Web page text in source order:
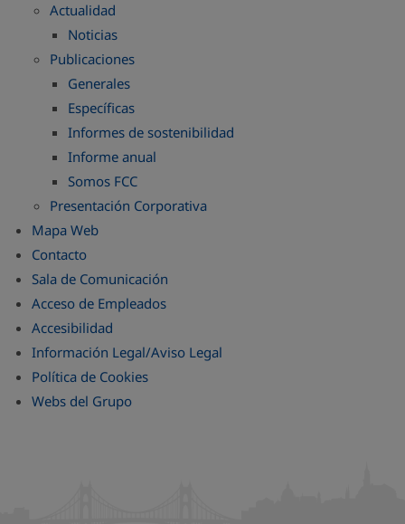
Actualidad
Noticias
Publicaciones
Generales
Específicas
Informes de sostenibilidad
Informe anual
Somos FCC
Presentación Corporativa
Mapa Web
Contacto
Sala de Comunicación
Acceso de Empleados
Accesibilidad
Información Legal/Aviso Legal
Política de Cookies
Webs del Grupo